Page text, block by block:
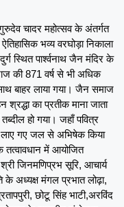
चादर महोत्सव के अंतर्गत
भव्य वरघोड़ा निकाला
स्थित पार्श्वनाथ जैन मंदिर के
की 871 वर्ष से भी अधिक
बाहर लाया गया। जैन समाज
का प्रतीक माना जाता
हो गया। जहाँ पवित्र
लाए गए जल से अभिषेक किया
तत्वावधान में आयोजित
जिनमणिप्रभ सूरि, आचार्य
के अध्यक्ष मंगल प्रभात लोढ़ा,
छोटू सिंह भाटी,अरविंद